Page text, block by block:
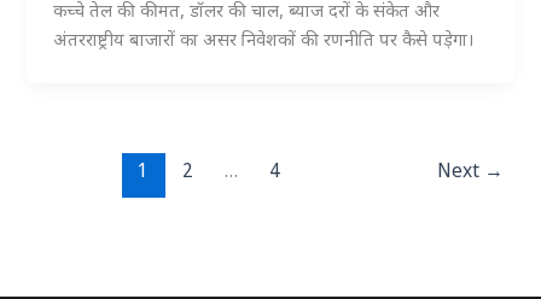
कच्चे तेल की कीमत, डॉलर की चाल, ब्याज दरों के संकेत और
अंतरराष्ट्रीय बाजारों का असर निवेशकों की रणनीति पर कैसे पड़ेगा।
1 2 … 4 Next →